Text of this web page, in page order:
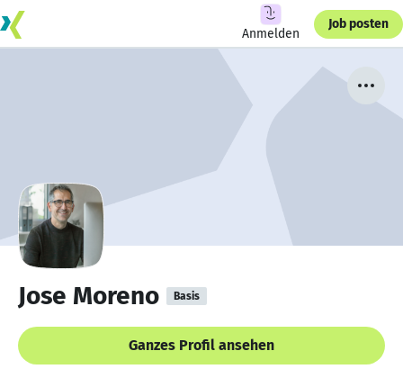
Anmelden
Job posten
Jose Moreno Basis
Ganzes Profil ansehen